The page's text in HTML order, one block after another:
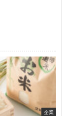
企業